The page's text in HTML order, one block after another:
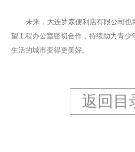
未来，大连罗森便利店有限公司
望工程办公室密切合作，持续助力青少
生活的城市变得更美好。
返回目